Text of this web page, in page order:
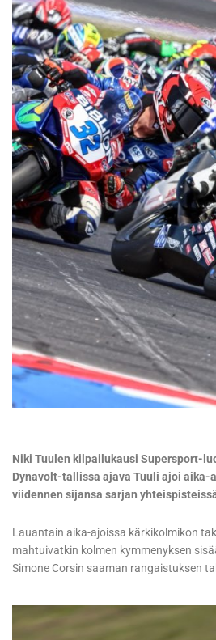
Niki Tuulen kilpailukausi Supersport-
Dynavolt-tallissa ajava Tuuli ajoi aika-
viidennen sijansa sarjan
Lauantain aika-ajoissa kärkikolmikon
mahtuivatkin kolmen kymmenyksen
Simone Corsin saaman rangaistuksen